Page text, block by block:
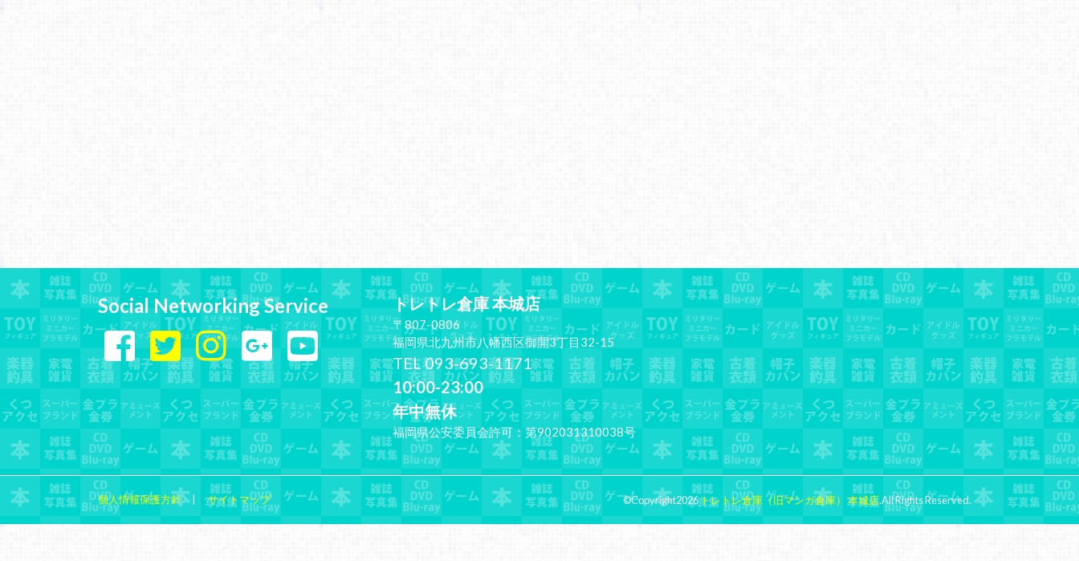
Social Networking Service トレトレ倉庫 本城店
〒807-0806
福岡県北九州市八幡西区御開3丁目32-15
TEL 093-693-1171
10:00-23:00
年中無休
福岡県公安委員会許可：第902031310038号
個人情報保護方針 サイトマップ ©Copyright2026トレトレ倉庫（旧マンガ倉庫） 本城店.All Rights Reserved.